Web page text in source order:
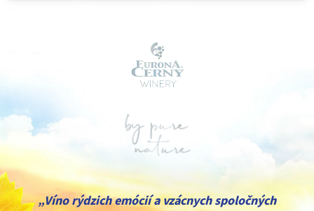
„Víno rýdzich emócií a vzácnych spoločných